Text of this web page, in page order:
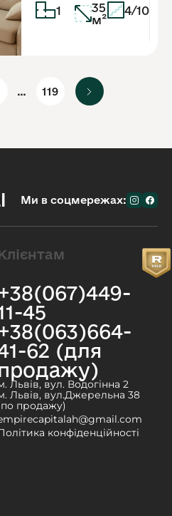
1
35
м²
4/10
… 119
Ми в соцмережах:
45
62 (для
Львів, вул. Водогінна 2
Львів, вул.Джерельна 38
продажу)
конфіденційності